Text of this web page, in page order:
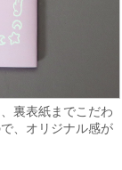
裏表紙までこだわ
、オリジナル感が